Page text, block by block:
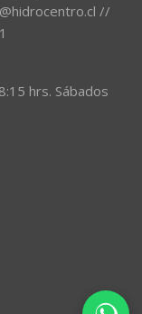
//
hrs. Sábados